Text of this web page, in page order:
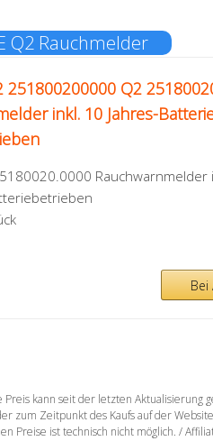
Q2 Rauchmelder
251800200000 Q2
inkl. 10 Jahres-
Rauchwarnmelder
Bei
kann seit der letzten Aktualisierung
zum Zeitpunkt des Kaufs auf der
Preise ist technisch nicht möglich. /